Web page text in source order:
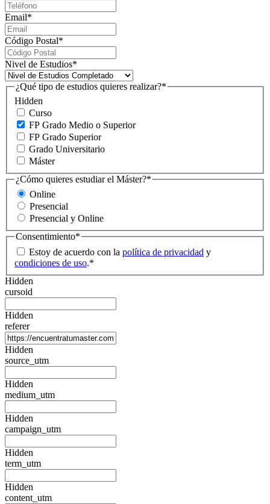
Email*
Código Postal*
Nivel de Estudios*
Hidden
¿Qué tipo de estudios quieres realizar?*
Curso
FP Grado Medio o Superior
FP Grado Superior
Grado Universitario
Máster
¿Cómo quieres estudiar el Máster?*
Online
Presencial
Presencial y Online
Consentimiento*
Estoy de acuerdo con la política de privacidad y
condiciones de uso.*
Hidden
cursoid
Hidden
referer
Hidden
source_utm
Hidden
medium_utm
Hidden
campaign_utm
Hidden
term_utm
Hidden
content_utm